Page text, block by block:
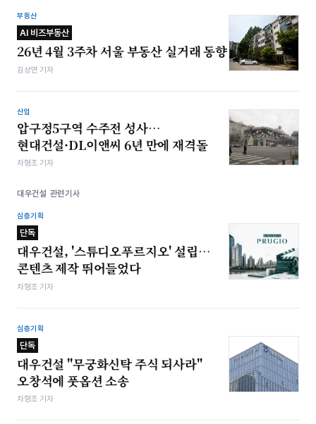
부동산
AI 비즈부동산
26년 4월 3주차 서울 부동산 실거래 동향
김상연 기자
산업
압구정5구역 수주전 성사…
현대건설·DL이앤씨 6년 만에 재격돌
차형조 기자
대우건설 관련기사
심층기획
단독
대우건설, '스튜디오푸르지오' 설립…
콘텐츠 제작 뛰어들었다
차형조 기자
심층기획
단독
대우건설 "무궁화신탁 주식 되사라"
오창석에 풋옵션 소송
차형조 기자